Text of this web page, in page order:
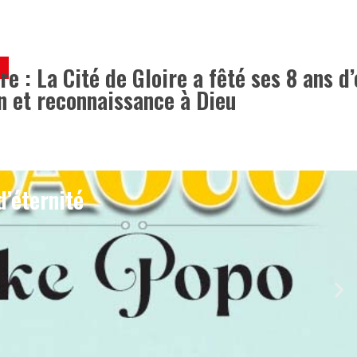
: La Cité de Gloire a fêté ses 8 ans
et reconnaissance à Dieu